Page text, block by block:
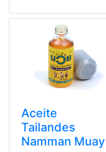
Aceite
Tailandes
Namman Muay